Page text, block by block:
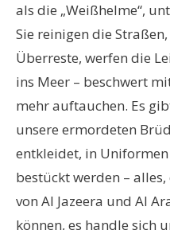
als die „Weißhelme“,
Sie reinigen die
Überreste, werfen die
ins Meer – beschwert
mehr auftauchen. Es
unsere ermordeten
entkleidet, in
bestückt werden –
von Al Jazeera und Al
können, es handle sich